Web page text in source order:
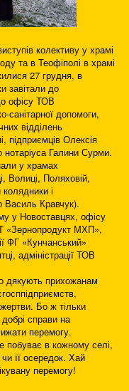
колективу у храмі
та в Теофіполі в храмі
27 грудня, в
завітали до
офісу ТОВ
санітарної допомоги,
відділень
підприємців Олексія
Галини Сурми.
у храмах
Волиці, Поляховій,
і
Василь Кравчук).
у Новоставцях, офісу
«Зернопродукт МХП»,
ФГ «Кунчанський»
адміністрації ТОВ
дякують прихожанам
Бо ж тільки
справи на
перемогу.
побуває в кожному селі,
її осередок. Хай
перемогу!